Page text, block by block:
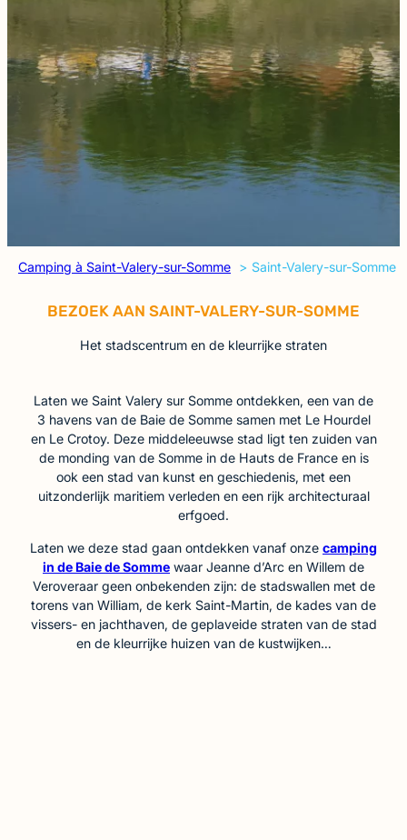
Camping à Saint-Valery-sur-Somme Saint-Valery-sur-Somme
BEZOEK AAN SAINT-VALERY-SUR-SOMME
Het stadscentrum en de kleurrijke straten
Laten we Saint Valery sur Somme ontdekken, een van de
3 havens van de Baie de Somme samen met Le Hourdel
en Le Crotoy. Deze middeleeuwse stad ligt ten zuiden van
de monding van de Somme in de Hauts de France en is
ook een stad van kunst en geschiedenis, met een
uitzonderlijk maritiem verleden en een rijk architecturaal
erfgoed.
Laten we deze stad gaan ontdekken vanaf onze camping
in de Baie de Somme waar Jeanne d’Arc en Willem de
Veroveraar geen onbekenden zijn: de stadswallen met de
torens van William, de kerk Saint-Martin, de kades van de
vissers- en jachthaven, de geplaveide straten van de stad
en de kleurrijke huizen van de kustwijken…